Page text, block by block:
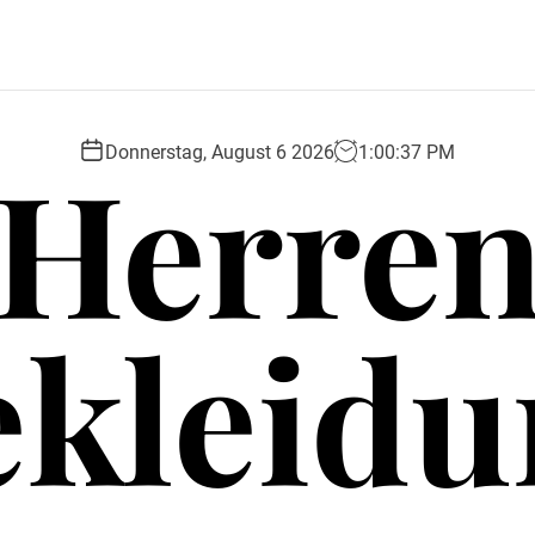
Donnerstag, August 6 2026 1 :00:39 PM